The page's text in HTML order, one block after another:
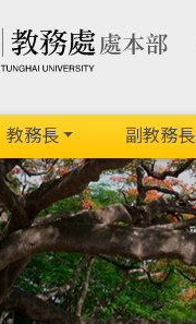
教務長 副教務長